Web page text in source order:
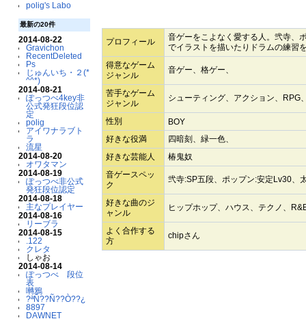
polig's Labo
最新の20件
2014-08-22
Gravichon
RecentDeleted
Ps
じゅんいち・２(*
^^*)
2014-08-21
ぽっつべ4key非
公式発狂段位認
定
polig
アイワナラブト
ラ
流星
2014-08-20
オワタマン
2014-08-19
ぽっつべ非公式
発狂段位認定
2014-08-18
主なプレイヤー
2014-08-16
リーブラ
2014-08-15
.122
クレタ
しゃお
2014-08-14
ぽっつべ 段位
表
囀鴉
?ªÑ??Ñ??Ò??¿
8897
DAWNET
プロフィール
音ゲーをこよなく愛する人。弐寺、
でイラストを描いたりドラムの練習
得意なゲーム
ジャンル
音ゲー、格ゲー、
苦手なゲーム
ジャンル
シューティング、アクション、RPG
性別
BOY
好きな役満
四暗刻、緑一色、
好きな芸能人
椿鬼奴
音ゲースペッ
ク
弐寺:SP五段、ポップン:安定Lv30、
好きな曲のジ
ャンル
ヒップホップ、ハウス、テクノ、
よく合作する
方
chipさん